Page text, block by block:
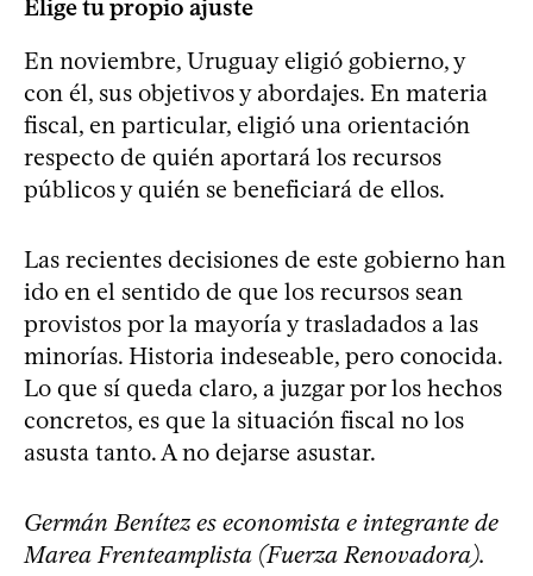
Elige tu propio ajuste
En noviembre, Uruguay eligió gobierno, y
con él, sus objetivos y abordajes. En materia
fiscal, en particular, eligió una orientación
respecto de quién aportará los recursos
públicos y quién se beneficiará de ellos.
Las recientes decisiones de este gobierno han
ido en el sentido de que los recursos sean
provistos por la mayoría y trasladados a las
minorías. Historia indeseable, pero conocida.
Lo que sí queda claro, a juzgar por los hechos
concretos, es que la situación fiscal no los
asusta tanto. A no dejarse asustar.
Germán Benítez es economista e integrante de
Marea Frenteamplista (Fuerza Renovadora).